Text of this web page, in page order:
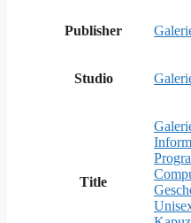
Publisher
Studio
Title